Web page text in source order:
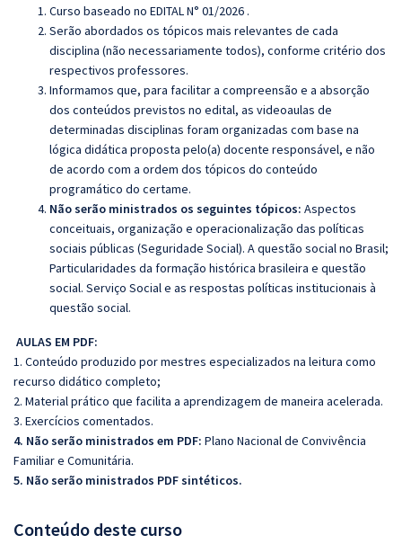
Curso baseado no EDITAL N° 01/2026 .
Serão abordados os tópicos mais relevantes de cada
disciplina (não necessariamente todos), conforme critério dos
respectivos professores.
Informamos que, para facilitar a compreensão e a absorção
dos conteúdos previstos no edital, as videoaulas de
determinadas disciplinas foram organizadas com base na
lógica didática proposta pelo(a) docente responsável, e não
de acordo com a ordem dos tópicos do conteúdo
programático do certame.
Não serão ministrados os seguintes tópicos: Aspectos
conceituais, organização e operacionalização das políticas
sociais públicas (Seguridade Social). A questão social no Brasil;
Particularidades da formação histórica brasileira e questão
social. Serviço Social e as respostas políticas institucionais à
questão social.
AULAS EM PDF:
1. Conteúdo produzido por mestres especializados na leitura como
recurso didático completo;
2. Material prático que facilita a aprendizagem de maneira acelerada.
3. Exercícios comentados.
4. Não serão ministrados em PDF: Plano Nacional de Convivência
Familiar e Comunitária.
5. Não serão ministrados PDF sintéticos.
Conteúdo deste curso